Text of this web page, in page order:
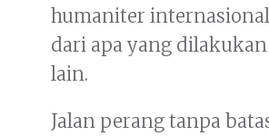
humaniter
dari apa yang
lain.
Jalan perang tanpa